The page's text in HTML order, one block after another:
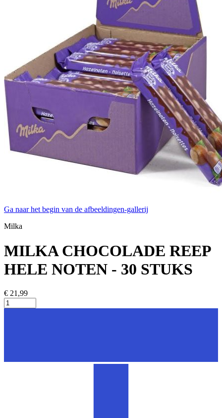
Ga naar het begin van de afbeeldingen-gallerij
Milka
MILKA CHOCOLADE REEP
HELE NOTEN - 30 STUKS
€ 21,99